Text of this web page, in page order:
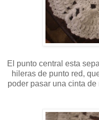
El punto central esta
hileras de punto red,
poder pasar una cinta